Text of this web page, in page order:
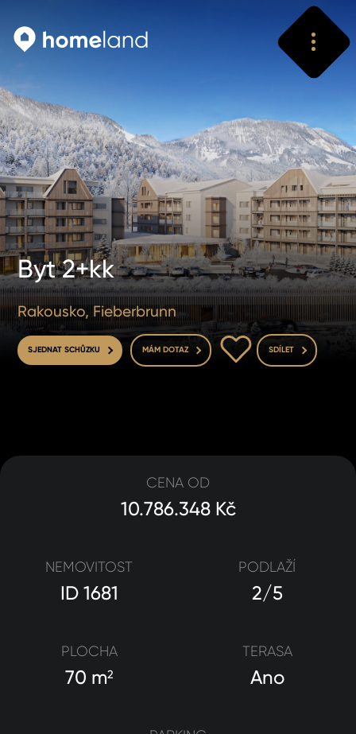
Byt 2+kk
Rakousko, Fieberbrunn
SJEDNAT SCHŮZKU MÁM DOTAZ
DO OBLÍBENÝCH
SDÍLET
NEMOVITOST
ID 1681
PODLAŽÍ
2/5
PLOCHA
70 m2
TERASA
Ano
CENA OD
10.786.348 Kč
Vyhledat
Vyhledat